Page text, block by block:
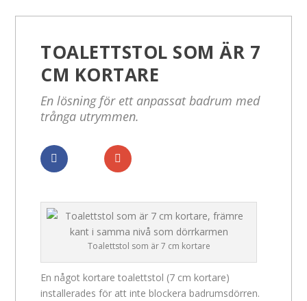
TOALETTSTOL SOM ÄR 7
CM KORTARE
En lösning för ett anpassat badrum med
trånga utrymmen.
Toalettstol som är 7 cm kortare
En något kortare toalettstol (7 cm kortare)
installerades för att inte blockera badrumsdörren.